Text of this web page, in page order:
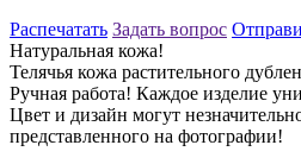
Распечатать Задать вопрос
Натуральная кожа!
Телячья кожа растительного
Ручная работа! Каждое изделие
Цвет и дизайн могут
представленного на фотографии!